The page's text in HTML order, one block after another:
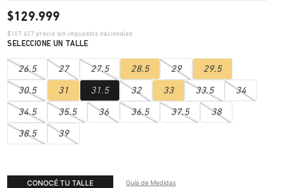
$129.999
$107.437 precio sin impuestos nacionales
26.5 27 27.5 28.5 29 29.5
30.5 31 31.5 32 33 33.5 34
34.5 35.5 36 36.5 37.5 38
38.5 39
CONOCÉ TU TALLE Guía de Medidas